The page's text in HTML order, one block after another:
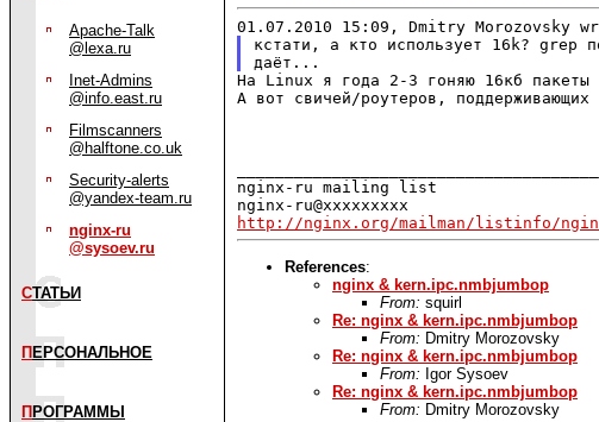
Apache-Talk
@lexa.ru
Inet-Admins
@info.east.ru
Filmscanners
@halftone.co.uk
Security-alerts
@yandex-team.ru
nginx-ru
@sysoev.ru
СТАТЬИ
П ЕРСОНАЛЬНОЕ
П РОГРАММЫ
кстати, а кто использует 16k? grep
На Linux я года 2-3 гоняю 16кб пакеты
А вот свичей/роутеров,
nginx-ru mailing list
http://nginx.org/mailman/listinfo/
References:
nginx & kern.ipc.nmbjumbop
From: squirl
Re: nginx & kern.ipc.nmbjumbop
From: Dmitry Morozovsky
Re: nginx & kern.ipc.nmbjumbop
From: Igor Sysoev
Re: nginx & kern.ipc.nmbjumbop
From: Dmitry Morozovsky